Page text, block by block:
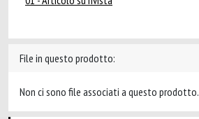
File in questo prodotto:
Non ci sono file associati a questo prodotto.